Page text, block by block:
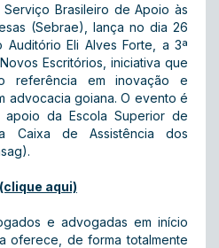
Brasileiro de Apoio às
(Sebrae), lança no dia 26
Eli Alves Forte, a 3ª
Escritórios, iniciativa que
referência em inovação e
advocacia goiana. O evento é
da Escola Superior de
Caixa de Assistência dos
aqui)
e advogadas em início
oferece, de forma totalmente